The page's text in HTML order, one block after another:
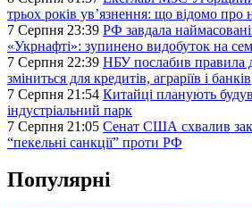
трьох років ув’язнення: що відомо про
7 Серпня 23:39 РФ завдала
«Укрнафті»: зупинено видобуток на
7 Серпня 22:39 НБУ послабив правила
зміниться для кредитів, аграріїв і банків
7 Серпня 21:54 Китайці планують
індустріальний парк
7 Серпня 21:05 Сенат США схвалив
“пекельні санкції” проти РФ
Популярні